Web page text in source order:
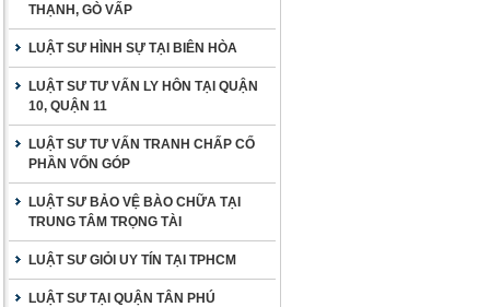
THẠNH, GÒ VẤP
LUẬT SƯ HÌNH SỰ TẠI BIÊN HÒA
LUẬT SƯ TƯ VẤN LY HÔN TẠI QUẬN
10, QUẬN 11
LUẬT SƯ TƯ VẤN TRANH CHẤP CỐ
PHẦN VỐN GÓP
LUẬT SƯ BẢO VỆ BÀO CHỮA TẠI
TRUNG TÂM TRỌNG TÀI
LUẬT SƯ GIỎI UY TÍN TẠI TPHCM
LUẬT SƯ TẠI QUẬN TÂN PHÚ